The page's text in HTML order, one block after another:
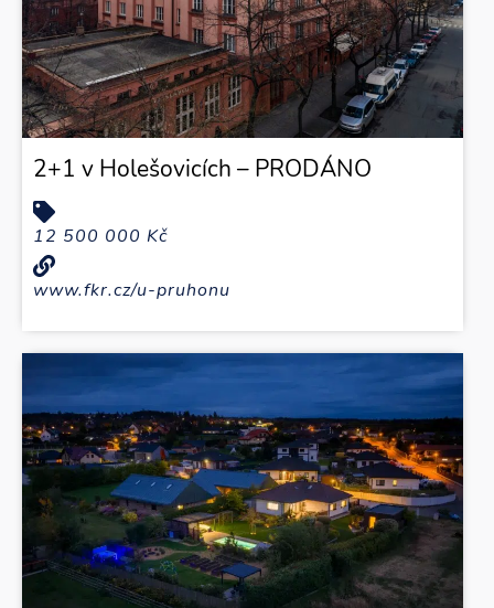
2+1 v Holešovicích – PRODÁNO
12 500 000 Kč
www.fkr.cz/u-pruhonu